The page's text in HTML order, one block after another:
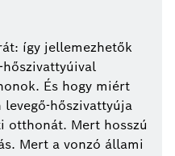
így jellemezhetők
És hogy miért
hőszivattyúja
otthonát. Mert hosszú
Mert a vonzó állami